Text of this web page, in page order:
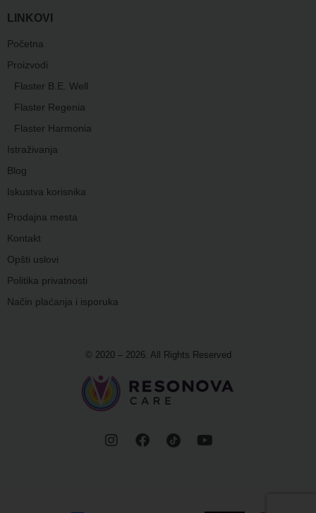
LINKOVI
Početna
Proizvodi
Flaster B.E. Well
Flaster Regenia
Flaster Harmonia
Istraživanja
Blog
Iskustva korisnika
Prodajna mesta
Kontakt
Opšti uslovi
Politika privatnosti
Način plaćanja i isporuka
© 2020 – 2026. All Rights Reserved